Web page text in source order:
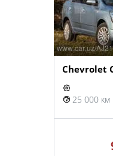
Chevrolet
25 000 км